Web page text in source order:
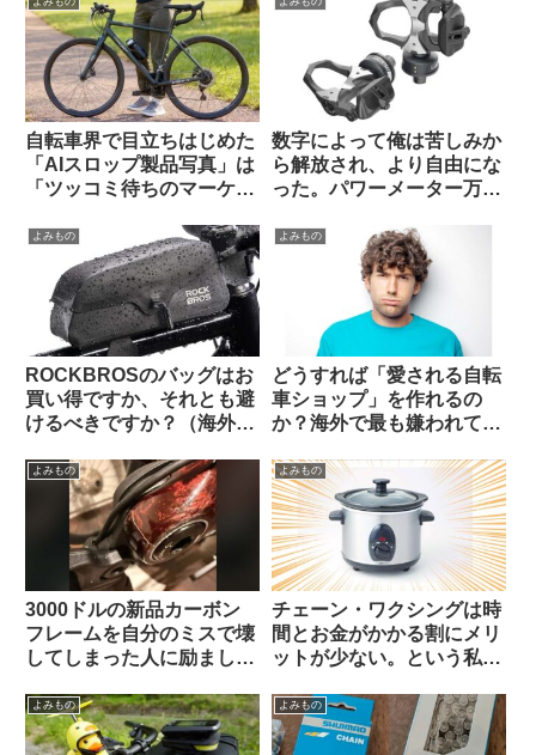
自転車界で目立ちはじめた
「AIスロップ製品写真」は
「ツッコミ待ちのマーケテ
Van Rysel】
数字によって俺は苦しみか
ら解放され、より自由にな
った。パワーメーター万
よみもの
ROCKBROSのバッグはお
買い得ですか、それとも避
けるべきですか？（海外掲
よみもの
どうすれば「愛される自転
車ショップ」を作れるの
か？海外で最も嫌われてい
度に学ぶ（海外掲示板か
ら）
よみもの
3000ドルの新品カーボン
フレームを自分のミスで壊
してしまった人に励ましの
板から）
よみもの
チェーン・ワクシングは時
間とお金がかかる割にメリ
ットが少ない。という私の
ト？】（海外掲示板から）
よみもの よみもの